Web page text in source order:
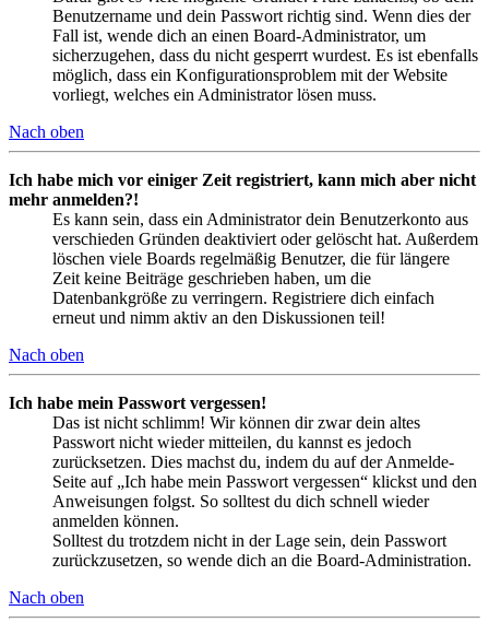
Benutzername und dein Passwort richtig sind. Wenn dies der
Fall ist, wende dich an einen Board-Administrator, um
sicherzugehen, dass du nicht gesperrt wurdest. Es ist ebenfalls
möglich, dass ein Konfigurationsproblem mit der Website
vorliegt, welches ein Administrator lösen muss.
Nach oben
Ich habe mich vor einiger Zeit registriert, kann mich aber nicht
mehr anmelden?!
Es kann sein, dass ein Administrator dein Benutzerkonto aus
verschieden Gründen deaktiviert oder gelöscht hat. Außerdem
löschen viele Boards regelmäßig Benutzer, die für längere
Zeit keine Beiträge geschrieben haben, um die
Datenbankgröße zu verringern. Registriere dich einfach
erneut und nimm aktiv an den Diskussionen teil!
Nach oben
Ich habe mein Passwort vergessen!
Das ist nicht schlimm! Wir können dir zwar dein altes
Passwort nicht wieder mitteilen, du kannst es jedoch
zurücksetzen. Dies machst du, indem du auf der Anmelde-
Seite auf „Ich habe mein Passwort vergessen“ klickst und den
Anweisungen folgst. So solltest du dich schnell wieder
anmelden können.
Solltest du trotzdem nicht in der Lage sein, dein Passwort
zurückzusetzen, so wende dich an die Board-Administration.
Nach oben